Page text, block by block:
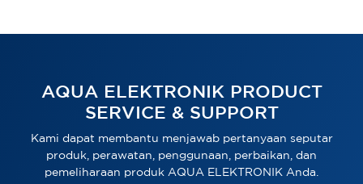
AQUA ELEKTRONIK PRODUCT
SERVICE & SUPPORT
Kami dapat membantu menjawab pertanyaan seputar
produk, perawatan, penggunaan, perbaikan, dan
pemeliharaan produk AQUA ELEKTRONIK Anda.